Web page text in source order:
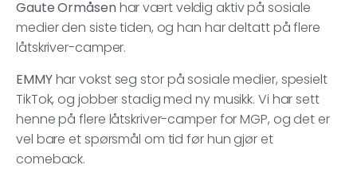
Gaute Ormåsenhar vært veldig aktiv på sosiale
medier den siste tiden, og han har deltatt på flere
låtskriver-camper.
EMMYhar vokst seg stor på sosiale medier, spesielt
TikTok, og jobber stadig med ny musikk. Vi har sett
henne på flere låtskriver-camper for MGP, og det er
vel bare et spørsmål om tid før hun gjør et
comeback.